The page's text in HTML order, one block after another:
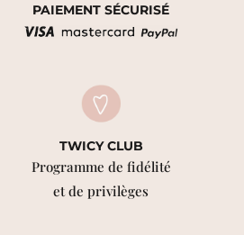
PAIEMENT SÉCURISÉ
TWICY CLUB
Programme de fidélité
et de privilèges